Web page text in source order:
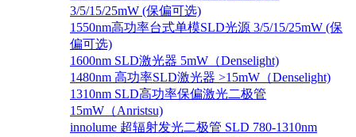
3/5/15/25mW (保偏可选)
1550nm高功率台式单模SLD光源 3/5/15/25mW (保
偏可选)
1600nm SLD激光器 5mW（Denselight)
1480nm 高功率SLD激光器 >15mW（Denselight)
1310nm SLD高功率保偏激光二极管
15mW（Anristsu)
innolume 超辐射发光二极管 SLD 780-1310nm